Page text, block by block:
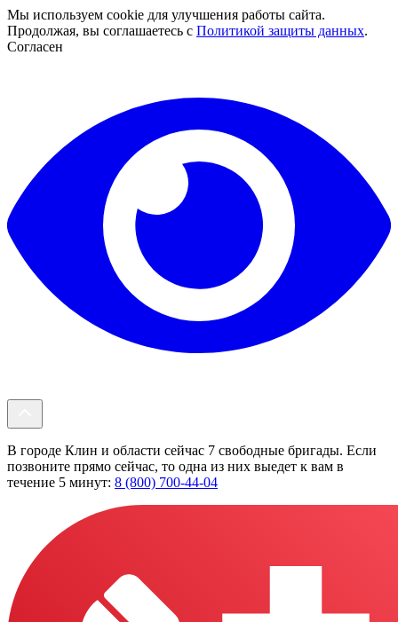
Мы используем cookie для улучшения работы сайта.
Продолжая, вы соглашаетесь с Политикой защиты данных.
Согласен
В городе Клин и области сейчас 7 свободные бригады. Если
позвоните прямо сейчас, то одна из них выедет к вам в
течение 5 минут: 8 (800) 700-44-04